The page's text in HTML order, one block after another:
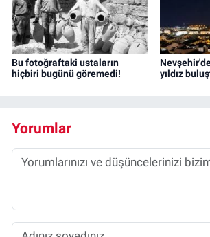
Bu fotoğraftaki ustaların
hiçbiri bugünü göremedi!
yıldız
Yorumlar